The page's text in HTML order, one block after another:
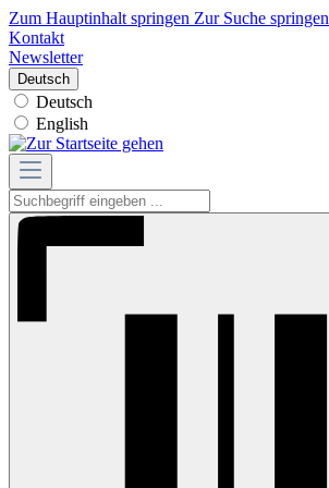
Zum Hauptinhalt springen Zur Suche springen
Kontakt
Newsletter
Deutsch
Deutsch
English